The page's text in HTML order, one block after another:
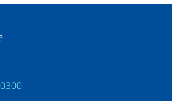
pied de page